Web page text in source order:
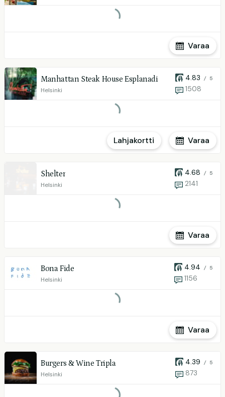
Varaa
Manhattan Steak House Esplanadi
Helsinki
4.83 / 5
1508
Varaa
Lahjakortti
Shelter
Helsinki
4.68 / 5
2141
Varaa
Bona Fide
Helsinki
4.94 / 5
1156
Varaa
Burgers & Wine Tripla
Helsinki
4.39 / 5
873